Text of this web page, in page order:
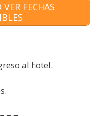
VER FECHAS
al hotel.